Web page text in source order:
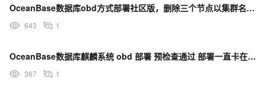
OceanBase数据库obd方式部署社区版，删除三个节点以集群名称命名的文件夹，哪位知道怎么操作？
643 1
OceanBase数据库麒麟系统 obd 部署 预检查通过 部署一直卡在 initialize啥原因
367 1